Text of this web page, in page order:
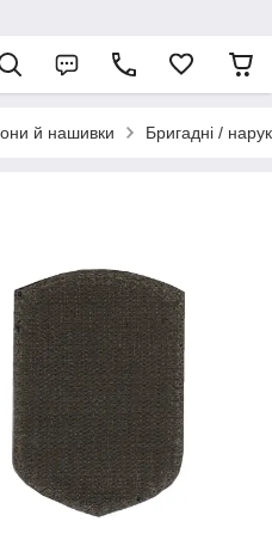
й нашивки Бригадні /